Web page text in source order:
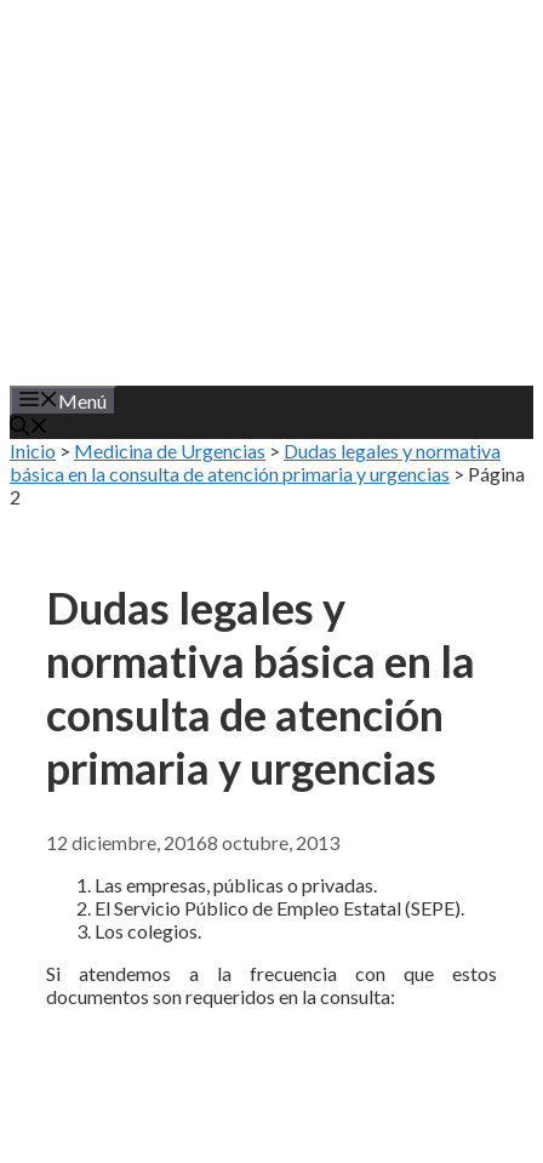
Menú
Inicio > Medicina de Urgencias > Dudas legales y normativa
básica en la consulta de atención primaria y urgencias > Página
2
Dudas legales y
normativa básica en la
consulta de atención
primaria y urgencias
12 diciembre, 20168 octubre, 2013
Las empresas, públicas o privadas.
El Servicio Público de Empleo Estatal (SEPE).
Los colegios.
Si atendemos a la frecuencia con que estos
documentos son requeridos en la consulta: